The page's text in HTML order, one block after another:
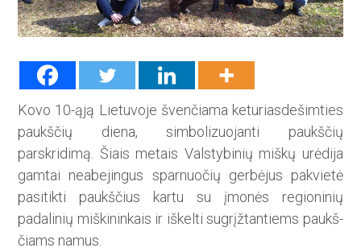
Kovo 10-ąją Lietuvoje švenčiama keturiasdešimties
paukščių diena, simbolizuojanti paukščių
parskridimą. Šiais metais Valstybinių miškų urėdija
gamtai neabejingus sparnuočių gerbėjus pakvietė
pasitikti paukščius kartu su įmonės regioninių
padalinių miškininkais ir iškelti sugrįžtantiems paukš­
čiams namus.